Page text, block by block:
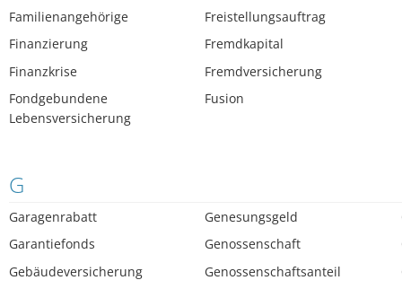
Familienangehörige
Finanzierung
Finanzkrise
Fondgebundene
Lebensversicherung
Freistellungsauftrag
Fremdkapital
Fremdversicherung
Fusion
G
Garagenrabatt
Garantiefonds
Gebäudeversicherung
Genesungsgeld
Genossenschaft
Genossenschaftsanteil